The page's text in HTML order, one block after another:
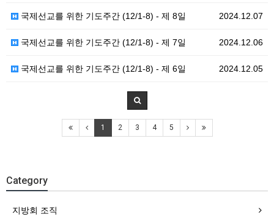
2024.12.07
국제선교를 위한 기도주간 (12/1-8) - 제 8일
2024.12.06
국제선교를 위한 기도주간 (12/1-8) - 제 7일
2024.12.05
국제선교를 위한 기도주간 (12/1-8) - 제 6일
1 2 3 4 5
Category
지방회 조직